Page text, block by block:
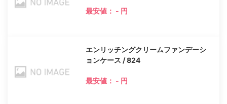
最安値： - 円
エンリッチングクリームファンデーシ
ョンケース / 824
最安値： - 円